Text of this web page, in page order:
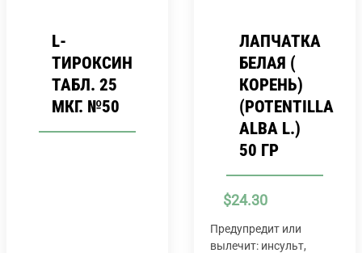
L-
ТИРОКСИН
ТАБЛ. 25
МКГ. №50
ЛАПЧАТКА
БЕЛАЯ (
КОРЕНЬ)
(POTENTILLA
ALBA L.)
50 ГР
$24.30
Предупредит или
вылечит: инсульт,